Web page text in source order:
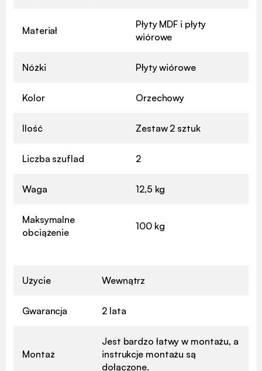
Materiał
Płyty MDF i płyty
wiórowe
Nóżki Płyty wiórowe
Kolor Orzechowy
Ilość Zestaw 2 sztuk
Liczba szuflad 2
Waga 12,5 kg
Maksymalne
obciążenie
100 kg
Użycie Wewnątrz
Gwarancja 2 lata
Montaż
Jest bardzo łatwy w montażu, a
instrukcje montażu są
dołączone.